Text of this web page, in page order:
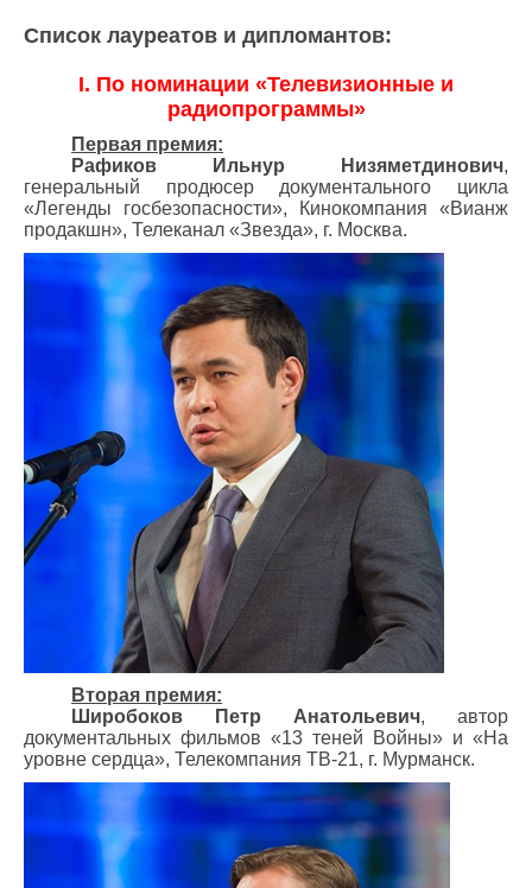
Список лауреатов и дипломантов:
I. По номинации «Телевизионные и
радиопрограммы»
Первая премия:
Рафиков Ильнур Низяметдинович,
генеральный продюсер документального цикла
«Легенды госбезопасности», Кинокомпания «Вианж
продакшн», Телеканал «Звезда», г. Москва.
Вторая премия:
Широбоков Петр Анатольевич, автор
документальных фильмов «13 теней Войны» и «На
уровне сердца», Телекомпания ТВ-21, г. Мурманск.